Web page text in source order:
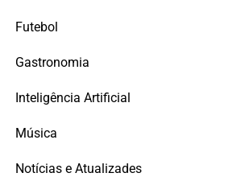
Futebol
Gastronomia
Inteligência Artificial
Música
Notícias e Atualizades